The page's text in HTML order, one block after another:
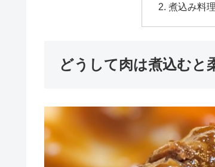
煮込み料
どうして肉は煮込むと